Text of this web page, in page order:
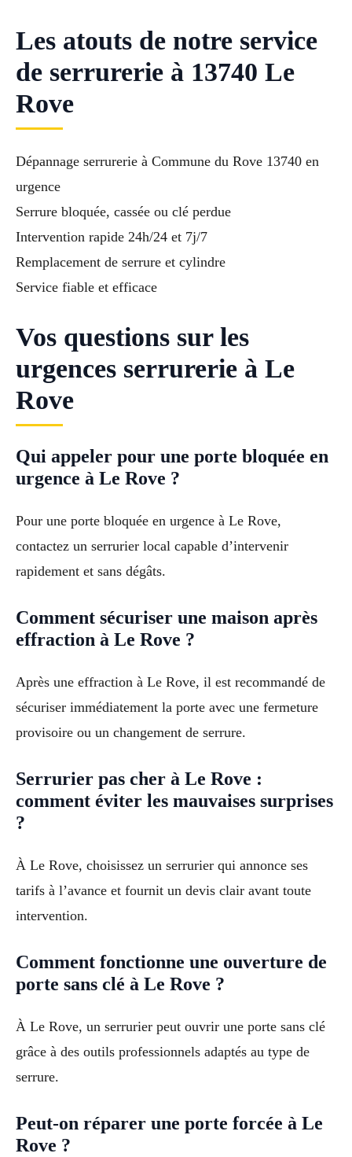
Les atouts de notre service
de serrurerie à 13740 Le
Rove
Dépannage serrurerie à Commune du Rove 13740 en
urgence
Serrure bloquée, cassée ou clé perdue
Intervention rapide 24h/24 et 7j/7
Remplacement de serrure et cylindre
Service fiable et efficace
Vos questions sur les
urgences serrurerie à Le
Rove
Qui appeler pour une porte bloquée en
urgence à Le Rove ?
Pour une porte bloquée en urgence à Le Rove,
contactez un serrurier local capable d’intervenir
rapidement et sans dégâts.
Comment sécuriser une maison après
effraction à Le Rove ?
Après une effraction à Le Rove, il est recommandé de
sécuriser immédiatement la porte avec une fermeture
provisoire ou un changement de serrure.
Serrurier pas cher à Le Rove :
comment éviter les mauvaises surprises
?
À Le Rove, choisissez un serrurier qui annonce ses
tarifs à l’avance et fournit un devis clair avant toute
intervention.
Comment fonctionne une ouverture de
porte sans clé à Le Rove ?
À Le Rove, un serrurier peut ouvrir une porte sans clé
grâce à des outils professionnels adaptés au type de
serrure.
Peut-on réparer une porte forcée à Le
Rove ?